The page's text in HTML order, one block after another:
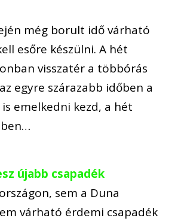
még borult idő várható
esőre készülni. A hét
visszatér a többórás
egyre szárazabb időben a
emelkedni kezd, a hét
újabb csapadék
sem a Duna
várható érdemi csapadék